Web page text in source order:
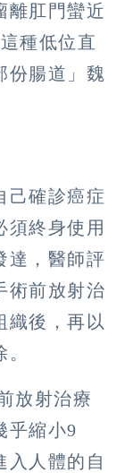
離肛門蠻近
種低位直
份腸道」魏
己確診癌症
須終身使用
達，醫師評
術前放射治
織後，再以
放射治療
乎縮小9
入人體的自